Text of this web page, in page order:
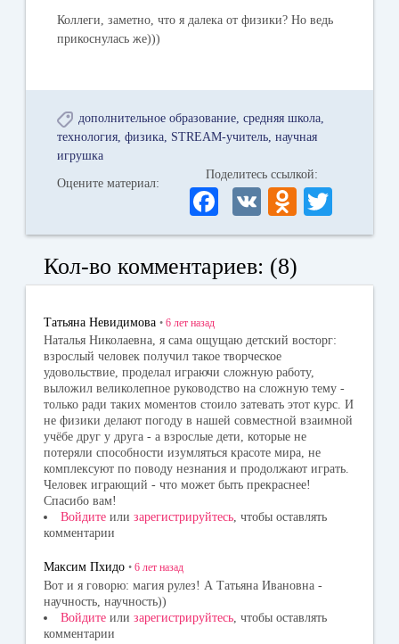
Коллеги, заметно, что я далека от физики? Но ведь
прикоснулась же)))
дополнительное образование средняя школа
технология физика STREAM-учитель научная
игрушка
Оцените материал:
Поделитесь ссылкой:
Fa
ce
bo
ok
V
K
O
dn
la
ni
ki
wi
r
Кол-во комментариев: (8)
Татьяна Невидимова • 6 лет назад
Наталья Николаевна, я сама ощущаю детский восторг:
взрослый человек получил такое творческое
удовольствие, проделал играючи сложную работу,
выложил великолепное руководство на сложную тему -
только ради таких моментов стоило затевать этот курс. И
не физики делают погоду в нашей совместной взаимной
учёбе друг у друга - а взрослые дети, которые не
потеряли способности изумляться красоте мира, не
комплексуют по поводу незнания и продолжают играть.
Человек играющий - что может быть прекраснее!
Спасибо вам!
Войдите или зарегистрируйтесь, чтобы оставлять
комментарии
Максим Пхидо • 6 лет назад
Вот и я говорю: магия рулез! А Татьяна Ивановна -
научность, научность))
Войдите или зарегистрируйтесь , чтобы оставлять
комментарии